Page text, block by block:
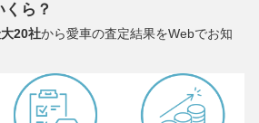
ら？
20社から愛車の査定結果をWebでお知